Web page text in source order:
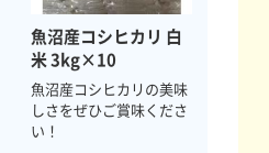
魚沼産コシヒカリ 白
米 3kg×10
魚沼産コシヒカリの美味
しさをぜひご賞味くださ
い！